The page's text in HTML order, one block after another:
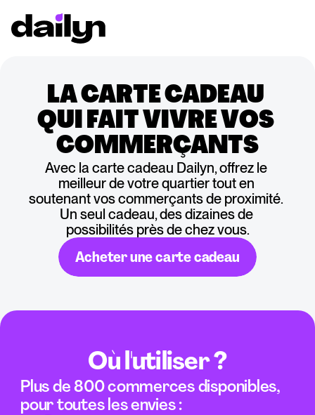
LA CARTE CADEAU
QUI FAIT VIVRE VOS
COMMERÇANTS
Avec la carte cadeau Dailyn, offrez le
meilleur de votre quartier tout en
soutenant vos commerçants de proximité.
Un seul cadeau, des dizaines de
possibilités près de chez vous.
Acheter une carte cadeau
Où l'utiliser ?
Plus de 800 commerces disponibles,
pour toutes les envies :